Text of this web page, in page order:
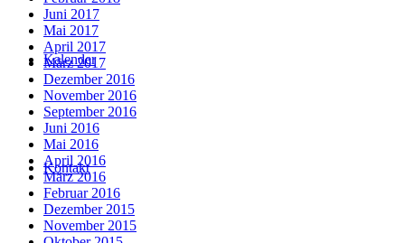
Kalender
Kontakt
Juni 2017
Mai 2017
April 2017
März 2017
Dezember 2016
November 2016
September 2016
Juni 2016
Mai 2016
April 2016
März 2016
Februar 2016
Dezember 2015
November 2015